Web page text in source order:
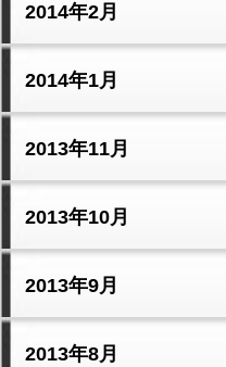
2014年2月
2014年1月
2013年11月
2013年10月
2013年9月
2013年8月